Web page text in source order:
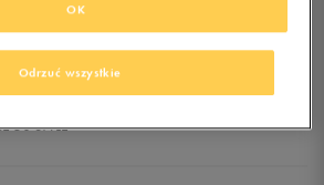
przed promocją)
z 30 dni przed obniżką)
50 STYLE
Odrzuć wszystkie
OK